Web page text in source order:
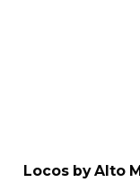
Locos by Alto